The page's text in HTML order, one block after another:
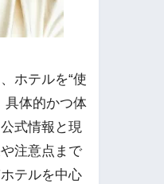
ホテルを“使
具体的かつ体
式情報と現
注意点まで
テルを中心